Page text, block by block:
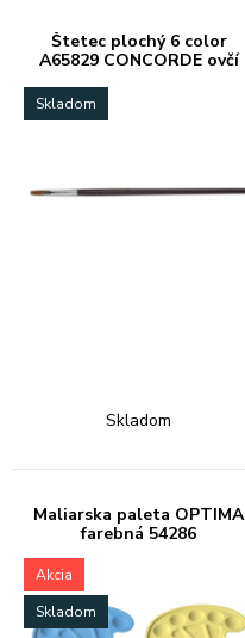
Štetec plochý 6 color
A65829 CONCORDE ovčí
Skladom
Skladom
Maliarska paleta OPTIMA
farebná 54286
Akcia
Skladom